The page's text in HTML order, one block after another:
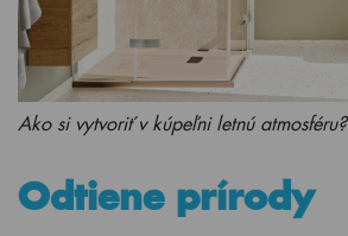
Ako si vytvoriť v kúpeľni letnú atmosféru?
Odtiene prírody